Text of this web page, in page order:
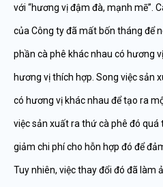
với “hương vị đậm đà, mạnh mẽ”.
của Công ty đã mất bốn tháng để
phần cà phê khác nhau có hương
hương vị thích hợp. Song việc sản
có hương vị khác nhau để tạo ra
việc sản xuất ra thứ cà phê đó
giảm chi phí cho hỗn hợp đó để
Tuy nhiên, việc thay đổi đó đã làm